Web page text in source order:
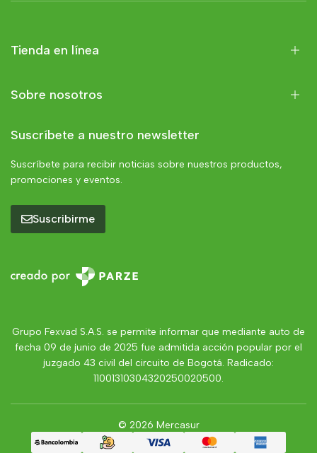
Tienda en línea
Sobre nosotros
Suscríbete a nuestro newsletter
Suscríbete para recibir noticias sobre nuestros productos,
promociones y eventos.
Suscribirme
Grupo Fexvad S.A.S. se permite informar que mediante auto de
fecha 09 de junio de 2025 fue admitida acción popular por el
juzgado 43 civil del circuito de Bogotá. Radicado:
11001310304320250020500.
© 2026 Mercasur